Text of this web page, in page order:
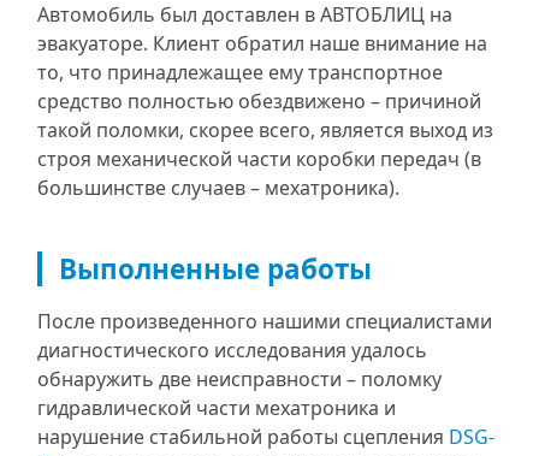
Автомобиль был доставлен в АВТОБЛИЦ на
эвакуаторе. Клиент обратил наше внимание на
то, что принадлежащее ему транспортное
средство полностью обездвижено – причиной
такой поломки, скорее всего, является выход из
строя механической части коробки передач (в
большинстве случаев – мехатроника).
Выполненные работы
После произведенного нашими специалистами
диагностического исследования удалось
обнаружить две неисправности – поломку
гидравлической части мехатроника и
нарушение стабильной работы сцепления DSG-